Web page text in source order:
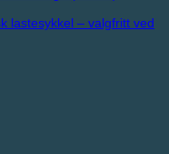
lastesykkel – valgfritt ved